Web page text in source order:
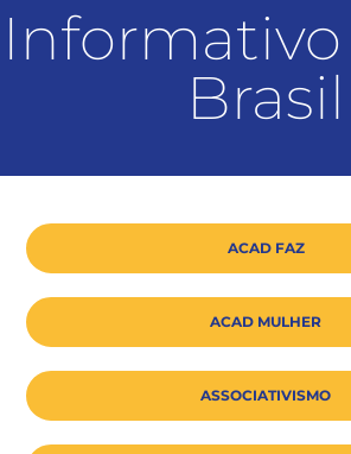
Informativo
Brasil
ACAD FAZ
ACAD MULHER
ASSOCIATIVISMO